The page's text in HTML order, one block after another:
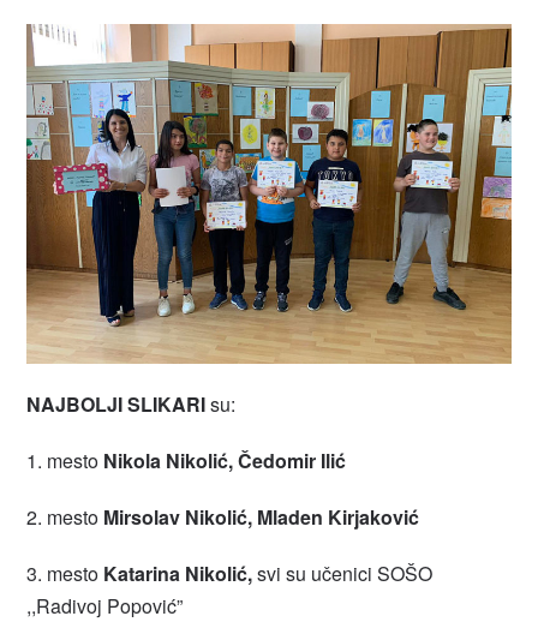
NAJBOLJI SLIKARIsu:
1. mesto Nikola Nikolić,Čedomir Ilić
2. mesto Mirsolav Nikolić, Mladen Kirjaković
3. mesto Katarina Nikolić,svi su učenici SOŠO
,,Radivoj Popović”